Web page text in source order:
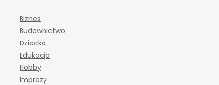
Biznes
Budownictwo
Dziecko
Edukacja
Hobby
Imprezy